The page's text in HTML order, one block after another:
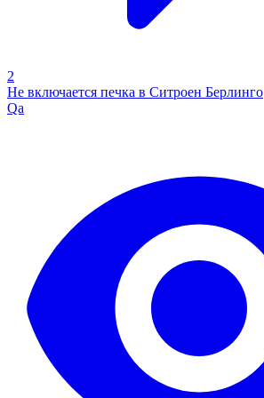
2
Не включается печка в Ситроен Берлинго
Qa